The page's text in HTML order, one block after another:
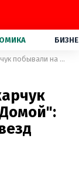
Джамала, Сенцов и Вакарчук побывали на фильме "Домой": какие впечатления у звезд